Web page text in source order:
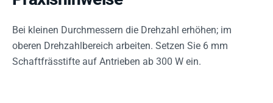
Bei kleinen Durchmessern die Drehzahl erhöhen; im
oberen Drehzahlbereich arbeiten. Setzen Sie 6 mm
Schaftfrässtifte auf Antrieben ab 300 W ein.